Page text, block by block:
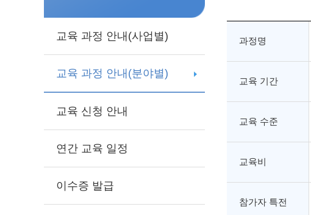
교육 과정 안내(사업별)
교육 과정 안내(분야별)
교육 신청 안내
연간 교육 일정
이수증 발급
과정명
교육 기간
교육 수준
교육비
참가자 특전